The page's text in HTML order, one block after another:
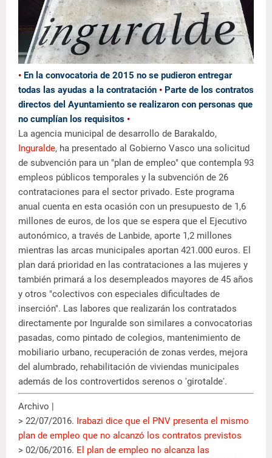
• En la convocatoria de 2015 no se pudieron entregar
todas las ayudas a la contratación • Parte de los contratos
directos del Ayuntamiento se realizaron con personas que
no cumplían los requisitos •
La agencia municipal de desarrollo de Barakaldo,
Inguralde, ha presentado al Gobierno Vasco una solicitud
de subvención para un "plan de empleo" que contempla 93
empleos públicos temporales y la subvención de 26
contrataciones para el sector privado. Este programa
anual cuenta en esta ocasión con un presupuesto de 1,6
millones de euros, de los que se espera que el Ejecutivo
autonómico, a través de Lanbide, aporte 1,2 millones
mientras las arcas municipales aportan 421.000 euros. El
plan dará prioridad en las contrataciones a las mujeres y
también primará a los desempleados mayores de 45 años
y otros "colectivos con especiales dificultades de
inserción". Las labores que realizarán los contratados
directamente por Inguralde son similares a convocatorias
pasadas, como pintado de colegios, mantenimiento de
mobiliario urbano, recuperación de zonas verdes, mejora
del alumbrado, rehabilitación de viviendas municipales
además de los controvertidos serenos o 'girotalde'.
Archivo |
> 22/07/2016. Irabazi dice que el PNV presenta el mismo
plan de empleo que no alcanzó los contratos previstos
> 02/06/2016. El plan de empleo no alcanza las